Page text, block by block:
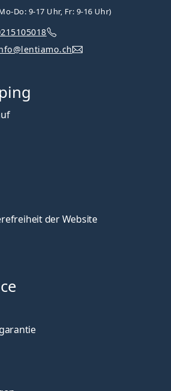
Do: 9-17 Uhr, Fr: 9-16 Uhr)
der Website